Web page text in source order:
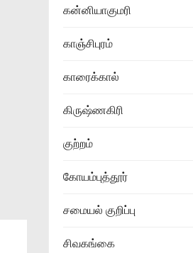
கன்னியாகுமரி
காஞ்சிபுரம்
காரைக்கால்
கிருஷ்ணகிரி
குற்றம்
கோயம்புத்தூர்
சமையல் குறிப்பு
சிவகங்கை